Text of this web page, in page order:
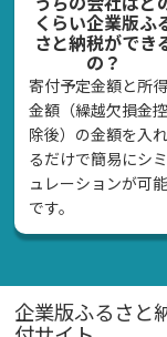
くらい企業版ふ
さと納税ができ
の？
寄付予定金額と所得
金額（繰越欠損金控
除後）の金額を入れ
るだけで簡易にシミ
ュレーションが可能
です。
企業版ふるさと